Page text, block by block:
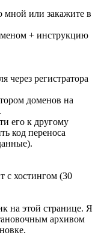
мной или закажите в
+ инструкцию
через регистратора
доменов на
его к другому
код переноса
с хостингом (30
на этой странице. Я
архивом